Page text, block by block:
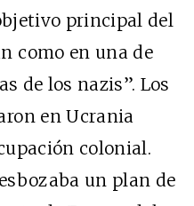
principal del
como en una de
de los nazis”. Los
en Ucrania
colonial.
un plan de